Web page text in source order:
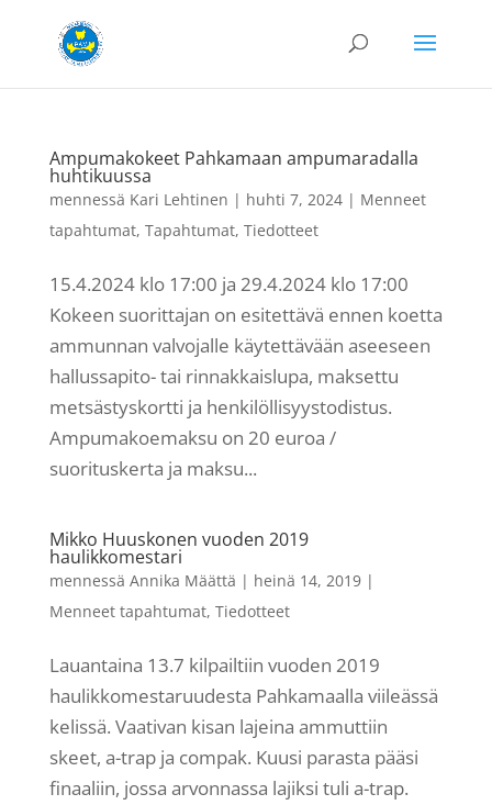
Ampumakokeet Pahkamaan ampumaradalla
huhtikuussa
mennessä Kari Lehtinen | huhti 7, 2024| Menneet
tapahtumat, Tapahtumat, Tiedotteet
15.4.2024 klo 17:00 ja 29.4.2024 klo 17:00
Kokeen suorittajan on esitettävä ennen koetta
ammunnan valvojalle käytettävään aseeseen
hallussapito- tai rinnakkaislupa, maksettu
metsästyskortti ja henkilöllisyystodistus.
Ampumakoemaksu on 20 euroa /
suorituskerta ja maksu...
Mikko Huuskonen vuoden 2019
haulikkomestari
mennessä Annika Määttä | heinä 14, 2019|
Menneet tapahtumat, Tiedotteet
Lauantaina 13.7 kilpailtiin vuoden 2019
haulikkomestaruudesta Pahkamaalla viileässä
kelissä. Vaativan kisan lajeina ammuttiin
skeet, a-trap ja compak. Kuusi parasta pääsi
finaaliin, jossa arvonnassa lajiksi tuli a-trap.